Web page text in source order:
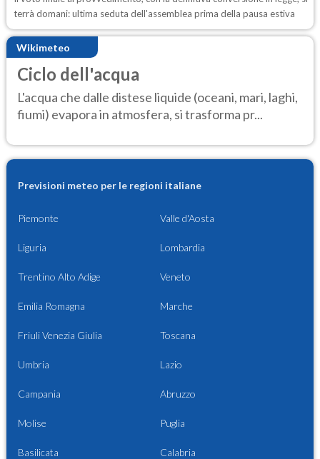
terrà domani: ultima seduta dell'assemblea prima della pausa estiva
Wikimeteo
Ciclo dell'acqua
L'acqua che dalle distese liquide (oceani, mari, laghi,
fiumi) evapora in atmosfera, si trasforma pr...
Previsioni meteo per le regioni italiane
Piemonte Valle d'Aosta
Liguria Lombardia
Trentino Alto Adige Veneto
Emilia Romagna Marche
Friuli Venezia Giulia Toscana
Umbria Lazio
Campania Abruzzo
Molise Puglia
Basilicata Calabria